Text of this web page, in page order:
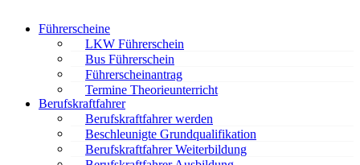
Führerscheine
LKW Führerschein
Bus Führerschein
Führerscheinantrag
Termine Theorieunterricht
Berufskraftfahrer
Berufskraftfahrer werden
Beschleunigte Grundqualifikation
Berufskraftfahrer Weiterbildung